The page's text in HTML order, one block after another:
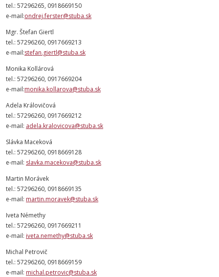
tel.: 57296265, 0918669150
e-mail:ondrej.ferster@stuba.sk
Mgr. Štefan Giertl
tel.: 57296260, 0917669213
e-mail:stefan.giertl@stuba.sk
Monika Kollárová
tel.: 57296260, 0917669204
e-mail:monika.kollarova@stuba.sk
Adela Královičová
tel.: 57296260, 0917669212
e-mail: adela.kralovicova@stuba.sk
Slávka Maceková
tel.: 57296260, 0918669128
e-mail: slavka.macekova@stuba.sk
Martin Morávek
tel.: 57296260, 0918669135
e-mail: martin.moravek@stuba.sk
Iveta Némethy
tel.: 57296260, 0917669211
e-mail: iveta.nemethy@stuba.sk
Michal Petrovič
tel.: 57296260, 0918669159
e-mail: michal.petrovic@stuba.sk